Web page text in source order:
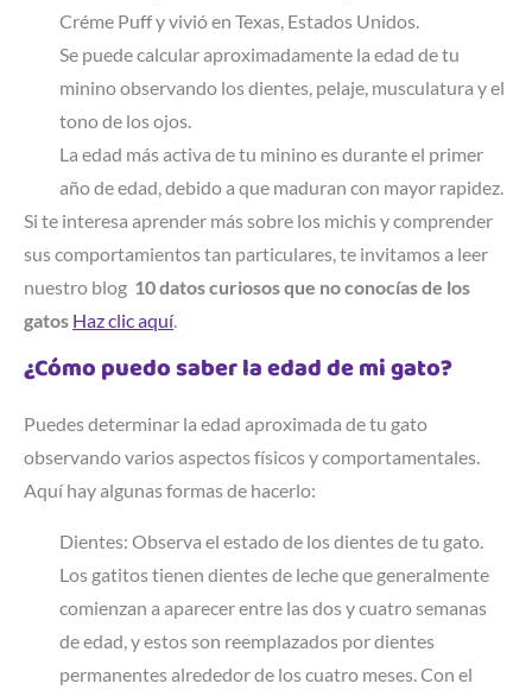
Créme Puff y vivió en Texas, Estados Unidos.
Se puede calcular aproximadamente la edad de tu
minino observando los dientes, pelaje, musculatura y el
tono de los ojos.
La edad más activa de tu minino es durante el primer
año de edad, debido a que maduran con mayor rapidez.
Si te interesa aprender más sobre los michis y comprender
sus comportamientos tan particulares, te invitamos a leer
nuestro blog 10 datos curiosos que no conocías de los
gatos Haz clic aquí
¿Cómo puedo saber la edad de mi gato?
Puedes determinar la edad aproximada de tu gato
observando varios aspectos físicos y comportamentales.
Aquí hay algunas formas de hacerlo:
Dientes: Observa el estado de los dientes de tu gato.
Los gatitos tienen dientes de leche que generalmente
comienzan a aparecer entre las dos y cuatro semanas
de edad, y estos son reemplazados por dientes
permanentes alrededor de los cuatro meses. Con el